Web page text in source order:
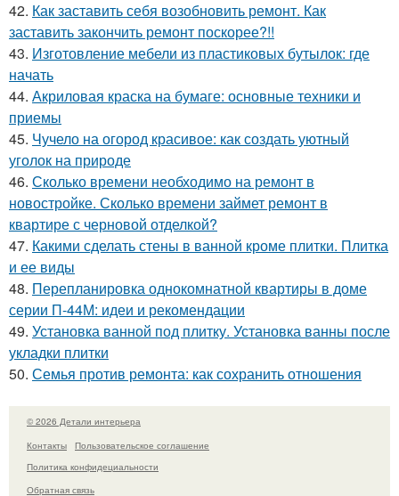
42. Как заставить себя возобновить ремонт. Как
заставить закончить ремонт поскорее?!!
43. Изготовление мебели из пластиковых бутылок: где
начать
44. Акриловая краска на бумаге: основные техники и
приемы
45. Чучело на огород красивое: как создать уютный
уголок на природе
46. Сколько времени необходимо на ремонт в
новостройке. Сколько времени займет ремонт в
квартире с черновой отделкой?
47. Какими сделать стены в ванной кроме плитки. Плитка
и ее виды
48. Перепланировка однокомнатной квартиры в доме
серии П-44М: идеи и рекомендации
49. Установка ванной под плитку. Установка ванны после
укладки плитки
50. Семья против ремонта: как сохранить отношения
© 2026 Детали интерьера
Контакты
Пользовательское соглашение
Политика конфидециальности
Обратная связь